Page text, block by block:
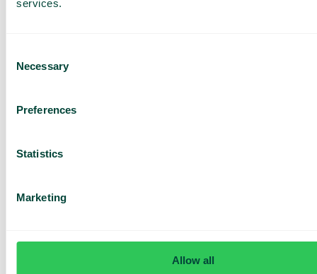
services.
Selection
Necessary
Preferences
Statistics
Marketing
Allow all